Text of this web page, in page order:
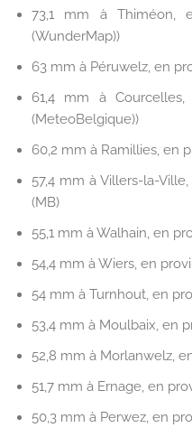
73,1 mm à Thiméon,
(WunderMap))
63 mm à Péruwelz, en
61,4 mm à
(MeteoBelgique))
60,2 mm à Ramillies, en
57,4 mm à Villers-la-
(MB)
55,1 mm à Walhain, en
54,4 mm à Wiers, en
54 mm à Turnhout, en
53,4 mm à Moulbaix, en
52,8 mm à Morlanwelz,
51,7 mm à Ernage, en
50,3 mm à Perwez, en